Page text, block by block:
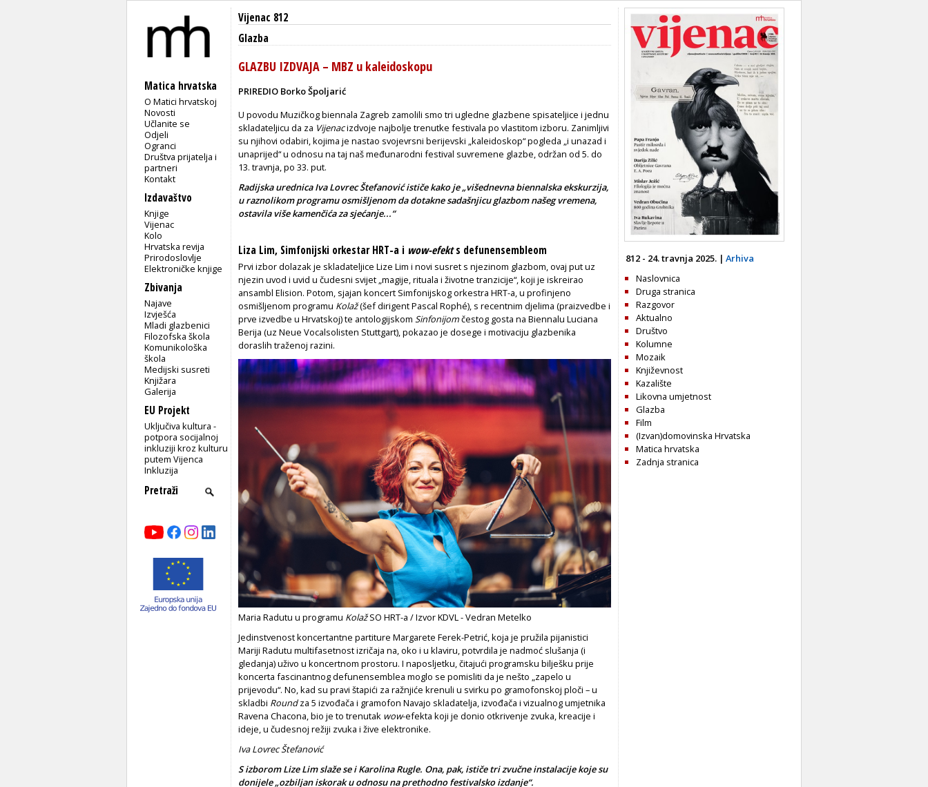
Matica hrvatska
O Matici hrvatskoj
Novosti
Učlanite se
Odjeli
Ogranci
Društva prijatelja i
partneri
Kontakt
Izdavaštvo
Knjige
Vijenac
Kolo
Hrvatska revija
Prirodoslovlje
Elektroničke knjige
Zbivanja
Najave
Izvješća
Mladi glazbenici
Filozofska škola
Komunikološka
škola
Medijski susreti
Knjižara
Galerija
EU Projekt
Uključiva kultura -
potpora socijalnoj
inkluziji kroz kulturu
putem Vijenca
Inkluzija
Vijenac 812
Glazba
GLAZBU IZDVAJA – MBZ u kaleidoskopu
PRIREDIO Borko Špoljarić
U povodu Muzičkog biennala Zagreb zamolili smo tri ugledne glazbene spisateljice i jednu
skladateljicu da za Vijenacizdvoje najbolje trenutke festivala po vlastitom izboru. Zanimljivi
su njihovi odabiri, kojima je nastao svojevrsni berijevski „kaleidoskop“ pogleda „i unazad i
unaprijed“ u odnosu na taj naš međunarodni festival suvremene glazbe, održan od 5. do
13. travnja, po 33. put.
Radijska urednica Iva Lovrec Štefanović ističe kako je „višednevna biennalska ekskurzija,
u raznolikom programu osmišljenom da dotakne sadašnjicu glazbom našeg vremena,
ostavila više kamenčića za sjećanje...“
Liza Lim, Simfonijski orkestar HRT-a i wow-efekts defunensembleom
Prvi izbor dolazak je skladateljice Lize Lim i novi susret s njezinom glazbom, ovaj put uz
njezin uvod i uvid u čudesni svijet „magije, rituala i životne tranzicije“, koji je iskreirao
ansambl Elision. Potom, sjajan koncert Simfonijskog orkestra HRT-a, u profinjeno
osmišljenom programu Kolaž(šef dirigent Pascal Rophé), s recentnim djelima (praizvedbe i
prve izvedbe u Hrvatskoj) te antologijskom Sinfonijomčestog gosta na Biennalu Luciana
Berija (uz Neue Vocalsolisten Stuttgart), pokazao je dosege i motivaciju glazbenika
doraslih traženoj razini.
Maria Radutu u programu KolažSO HRT-a / Izvor KDVL - Vedran Metelko
Jedinstvenost koncertantne partiture Margarete Ferek-Petrić, koja je pružila pijanistici
Mariji Radutu multifasetnost izričaja na, oko i u klaviru, potvrdila je nadmoć slušanja (i
gledanja) uživo u koncertnom prostoru. I naposljetku, čitajući programsku bilješku prije
koncerta fascinantnog defunensemblea moglo se pomisliti da je nešto „zapelo u
prijevodu“. No, kad su pravi štapići za ražnjiće krenuli u svirku po gramofonskoj ploči – u
skladbi Roundza 5 izvođača i gramofon Navajo skladatelja, izvođača i vizualnog umjetnika
Ravena Chacona, bio je to trenutak wow-efekta koji je donio otkrivenje zvuka, kreacije i
ideje, u čudesnoj režiji zvuka i žive elektronike.
Iva Lovrec Štefanović
S izborom Lize Lim slaže se i Karolina Rugle. Ona, pak, ističe tri zvučne instalacije koje su
donijele „ozbiljan iskorak u odnosu na prethodno festivalsko izdanje“.
812 - 24. travnja 2025. | Arhiva
Naslovnica
Druga stranica
Razgovor
Aktualno
Društvo
Kolumne
Mozaik
Književnost
Kazalište
Likovna umjetnost
Glazba
Film
(Izvan)domovinska Hrvatska
Matica hrvatska
Zadnja stranica